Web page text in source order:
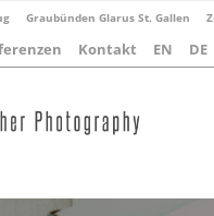
Graubünden Glarus St. Gallen
Kontakt EN DE